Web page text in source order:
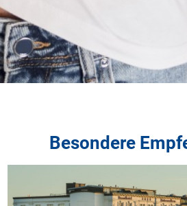
Besondere